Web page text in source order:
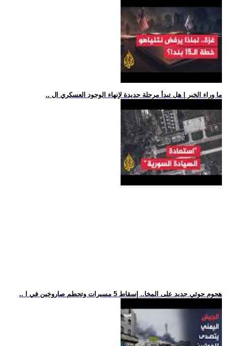
.. ما وراء الخبر | هل تبدأ مرحلة جديدة لإنهاء الوجود العسكري ال
.. هجوم حوثي جديد على المخا.. إسقاط 5 مسيرات وتحطم صاروخين في ا